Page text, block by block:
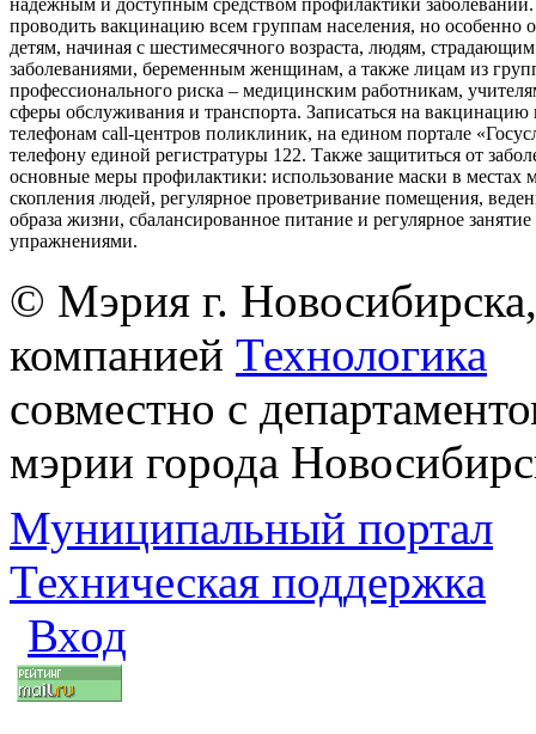
надежным и доступным средством профилактики заболеваний.
проводить вакцинацию всем группам населения, но особенно
детям, начиная с шестимесячного возраста, людям,
заболеваниями, беременным женщинам, а также лицам из
профессионального риска – медицинским работникам,
сферы обслуживания и транспорта. Записаться на
телефонам call-центров поликлиник, на едином портале
телефону единой регистратуры 122. Также защититься от
основные меры профилактики: использование маски в местах
скопления людей, регулярное проветривание помещения,
образа жизни, сбалансированное питание и регулярное
упражнениями.
© Мэрия г.
компанией Технологика
совместно с
мэрии города
Муниципальный портал
Техническая поддержка
Вход